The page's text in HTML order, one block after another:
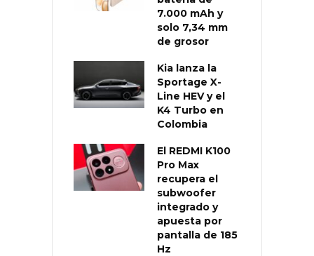
7.000 mAh y
solo 7,34 mm
de grosor
Kia lanza la
Sportage X-
Line HEV y el
K4 Turbo en
Colombia
El REDMI K100
Pro Max
recupera el
subwoofer
integrado y
apuesta por
pantalla de 185
Hz